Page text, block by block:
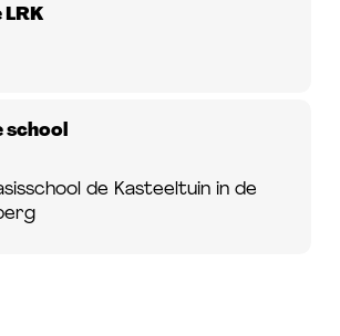
school
de Kasteeltuin in de